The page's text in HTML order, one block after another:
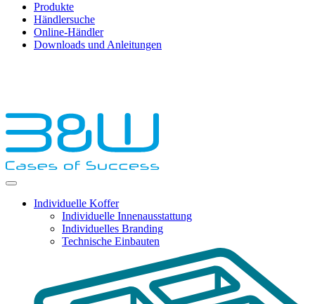
Produkte
Händlersuche
Online-Händler
Downloads und Anleitungen
Individuelle Koffer
Individuelle Innenausstattung
Individuelles Branding
Technische Einbauten